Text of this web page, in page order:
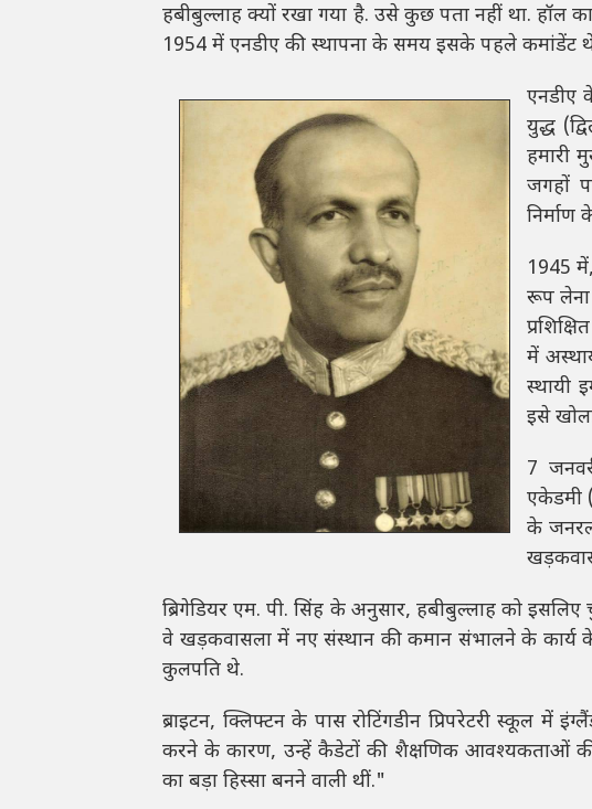
हबीबुल्लाह क्यों रखा गया है. उसे कुछ पता नहीं था. हॉल
1954 में एनडीए की स्थापना के समय इसके पहले कमांडेंट
एनडीए
युद्ध
हमारी
जगहों
निर्माण
1945
रूप लेना
में
स्थायी
इसे
7
एकेडमी
के
ब्रिगेडियर एम. पी. सिंह के अनुसार, हबीबुल्लाह को
वे खड़कवासला में नए संस्थान की कमान संभालने के कार्य
कुलपति थे.
ब्राइटन, क्लिफ्टन के पास रोटिंगडीन प्रिपरेटरी स्कूल में
करने के कारण, उन्हें कैडेटों की शैक्षणिक आवश्यकताओं
का बड़ा हिस्सा बनने वाली थीं."